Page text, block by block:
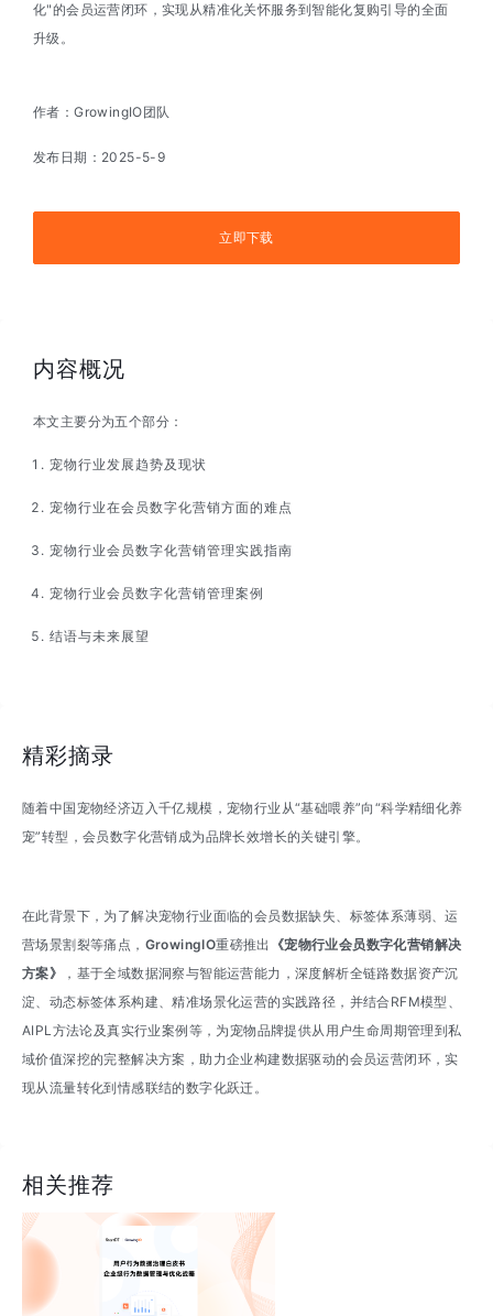
化"的会员运营闭环，实现从精准化关怀服务到智能化复购引导的全面
升级。
作者：GrowingIO团队
发布日期： 2025-5-9
立即下载
内容概况
本文主要分为五个部分：
宠物行业发展趋势及现状
宠物行业在会员数字化营销方面的难点
宠物行业会员数字化营销管理实践指南
宠物行业会员数字化营销管理案例
结语与未来展望
相关推荐
精彩摘录
随着中国宠物经济迈入千亿规模，宠物行业从“基础喂养”向“科学精细化养
宠”转型，会员数字化营销成为品牌长效增长的关键引擎。
在此背景下，为了解决宠物行业面临的会员数据缺失、标签体系薄弱、运
营场景割裂等痛点， GrowingIO重磅推出
《宠物行业会员数字化营销解决
方案》
，基于全域数据洞察与智能运营能力，深度解析全链路数据资产沉
淀、动态标签体系构建、精准场景化运营的实践路径，并结合RFM模型、
AIPL方法论及真实行业案例等，为宠物品牌提供从用户生命周期管理到私
域价值深挖的完整解决方案，助力企业构建数据驱动的会员运营闭环，实
现从流量转化到情感联结的数字化跃迁。